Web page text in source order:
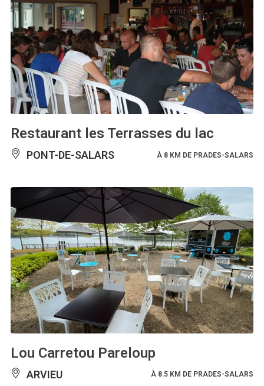
Restaurant les Terrasses du lac
PONT-DE-SALARS À 8 KM DE PRADES-SALARS
Lou Carretou Pareloup
ARVIEU À 8.5 KM DE PRADES-SALARS